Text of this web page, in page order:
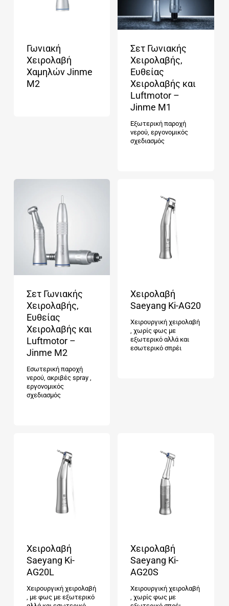
Γωνιακή
Χειρολαβή
Χαμηλών Jinme
M2
Σετ Γωνιακής
Χειρολαβής,
Ευθείας
Χειρολαβής και
Luftmotor –
Jinme M1
Εξωτερική παροχή
νερού, εργονομικός
σχεδιασμός
Σετ Γωνιακής
Χειρολαβής,
Ευθείας
Χειρολαβής και
Luftmotor –
Jinme M2
Εσωτερική παροχή
νερού, ακριβές spray ,
εργονομικός
σχεδιασμός
Χειρολαβή
Saeyang Ki-AG20
Χειρουργική χειρολαβή
, χωρίς φως με
εξωτερικό αλλά και
εσωτερικό σπρέι
Χειρολαβή
Saeyang Ki-
AG20L
Χειρουργική χειρολαβή
, με φως με εξωτερικό
Χειρολαβή
Saeyang Ki-
AG20S
Χειρουργική χειρολαβή
, χωρίς φως με